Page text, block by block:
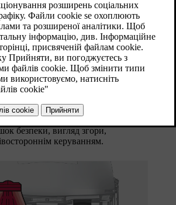
безпеки, вигляд згори,
керуванням.